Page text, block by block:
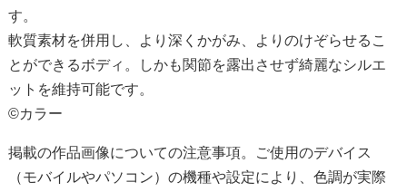
す。
軟質素材を併用し、より深くかがみ、よりのけぞらせるこ
とができるボディ。しかも関節を露出させず綺麗なシルエ
ットを維持可能です。
©カラー
掲載の作品画像についての注意事項。ご使用のデバイス
（モバイルやパソコン）の機種や設定により、色調が実際